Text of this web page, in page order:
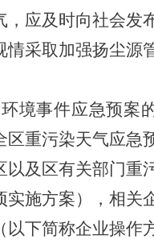
，应及时向社会发
采取加强扬尘源
境事件应急预案
区重污染天气应急
以及区有关部门重
施方案），相关
下简称企业操作